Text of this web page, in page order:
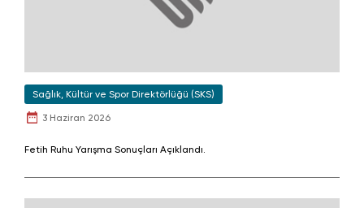
Sağlık, Kültür ve Spor Direktörlüğü (SKS)
3 Haziran 2026
Fetih Ruhu Yarışma Sonuçları Açıklandı.